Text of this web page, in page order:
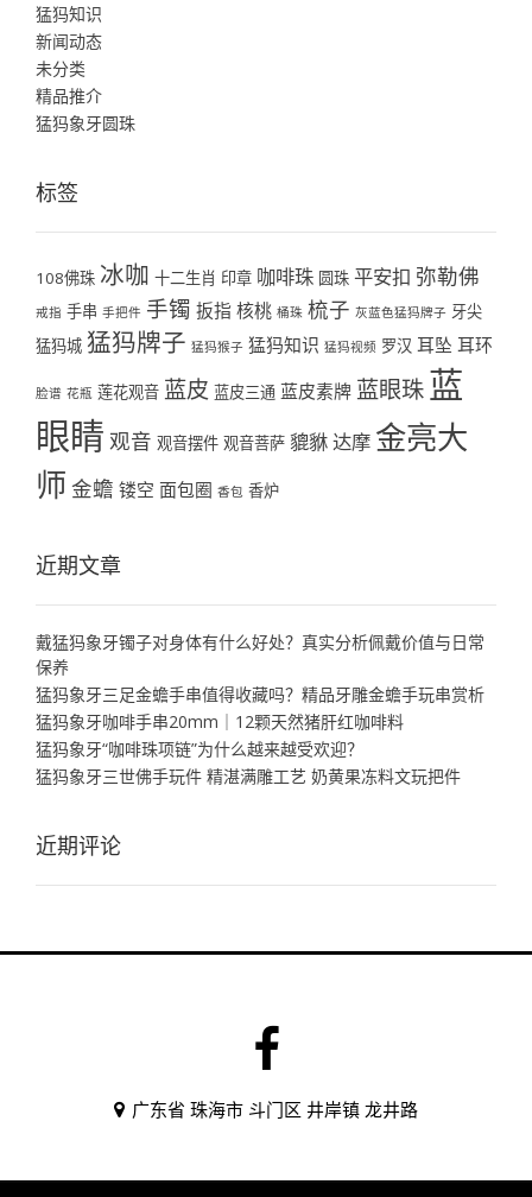
猛犸知识
新闻动态
未分类
精品推介
猛犸象牙圆珠
标签
108佛珠 冰咖 十二生肖 印章 咖啡珠 圆珠 平安扣 弥勒佛
戒指 手串 手把件 手镯 扳指 核桃 桶珠 梳子 灰蓝色猛犸牌子 牙尖
猛犸城 猛犸牌子 猛犸猴子 猛犸知识 猛犸视频 罗汉 耳坠 耳环
脸谱 花瓶 莲花观音 蓝皮 蓝皮三通 蓝皮素牌 蓝眼珠蓝
眼睛 观音 观音摆件 观音菩萨 貔貅达摩 金亮大
师 金蟾 镂空 面包圈 香包 香炉
近期文章
戴猛犸象牙镯子对身体有什么好处？真实分析佩戴价值与日常
保养
猛犸象牙三足金蟾手串值得收藏吗？精品牙雕金蟾手玩串赏析
猛犸象牙咖啡手串20mm｜12颗天然猪肝红咖啡料
猛犸象牙“咖啡珠项链”为什么越来越受欢迎？
猛犸象牙三世佛手玩件 精湛满雕工艺 奶黄果冻料文玩把件
近期评论
广东省 珠海市 斗门区 井岸镇 龙井路